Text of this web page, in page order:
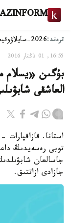
ترەند:2026-سايلاۋ
16:55, 01 قاڭتار 2016
بۇگىن «يسلام
العاشقى
استانا.
توبى رەسەيدىڭ
جاسالعان
جازادى ازاتتىق.